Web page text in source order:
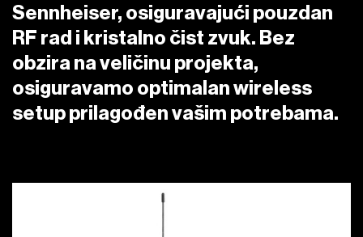
Sennheiser, osiguravajući pouzdan
RF rad i kristalno čist zvuk. Bez
obzira na veličinu projekta,
osiguravamo optimalan wireless
setup prilagođen vašim potrebama.